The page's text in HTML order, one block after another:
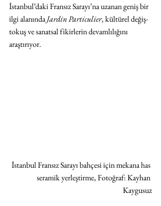
İstanbul’daki Fransız Sarayı’na uzanan geniş bir
ilgi alanında Jardin Particulier, kültürel değiş-
tokuş ve sanatsal fikirlerin devamlılığını
araştırıyor.
İstanbul Fransız Sarayı bahçesi için mekana has
seramik yerleştirme, Fotoğraf: Kayhan
Kaygusuz